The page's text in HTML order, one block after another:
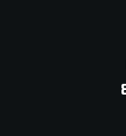
Помощь на